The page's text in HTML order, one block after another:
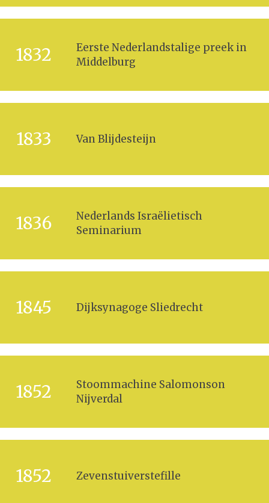
1832
Eerste Nederlandstalige preek in
Middelburg
1833 Van Blijdesteijn
1836
Nederlands Israëlietisch
Seminarium
1845 Dijksynagoge Sliedrecht
1852
Stoommachine Salomonson
Nijverdal
1852 Zevenstuiverstefille